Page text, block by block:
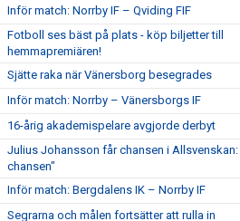
Inför match: Norrby IF – Qviding FIF
Fotboll ses bäst på plats - köp biljetter till
hemmapremiären!
Sjätte raka när Vänersborg besegrades
Inför match: Norrby – Vänersborgs IF
16-årig akademispelare avgjorde derbyt
Julius Johansson får chansen i
chansen"
Inför match: Bergdalens IK – Norrby IF
Segrarna och målen fortsätter att rulla in